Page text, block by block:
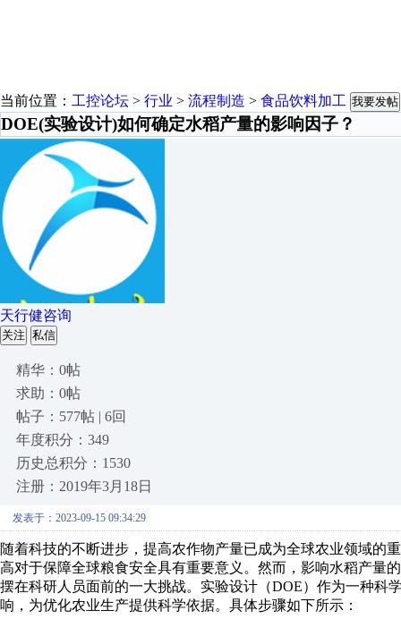
当前位置： 工控论坛 > 行业 > 流程制造 > 食品饮料加工 我要发帖
DOE(实验设计)如何确定水稻产量的影响因子？
天行健咨询
关注 私信
精华：0帖
求助：0帖
帖子：577帖 | 6回
年度积分：349
历史总积分：1530
注册：2019年3月18日
发表于：2023-09-15 09:34:29
随着科技的不断进步，提高农作物产量已成为全球农业领域的
高对于保障全球粮食安全具有重要意义。然而，影响水稻产量
摆在科研人员面前的一大挑战。实验设计（DOE）作为一种科
响，为优化农业生产提供科学依据。具体步骤如下所示：